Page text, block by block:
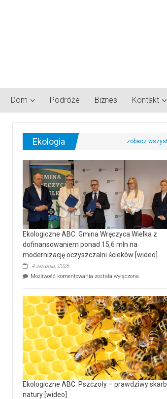
Dom Podróże Biznes Kontakt
Ekologia
Ekologiczne ABC. Gmina Wręczyca Wielka z
dofinansowaniem ponad 15,6 mln na
modernizację oczyszczalni ścieków [wideo]
4 sierpnia, 2026
Możliwość komentowania Ekologiczne
Wręczyca
Wielka
z
dofinansowaniem
ponad
15,6
mln
na
modernizację
oczyszczalni
ścieków
[wideo]
została wyłączona
Ekologiczne ABC. Pszczoły – prawdziwy skarb
natury [wideo]